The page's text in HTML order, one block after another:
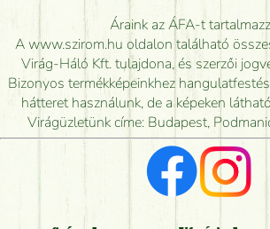
Meddig rendelhetek virágküldést
kiszállítsák?
Mennyire gyorsan tudják
mikor tudják leghamarabb
Vörös rózsát keresek, van
Milyen visszajelzést kapok a
Tényleg azt kapom, ami a
Áraink az ÁFA-t
A www.szirom.hu oldalon található
Virág-Háló Kft. tulajdona, és szerzői
Bizonyos termékképeinkhez
hátteret használunk, de a képeken
Virágüzletünk címe: Budapest,